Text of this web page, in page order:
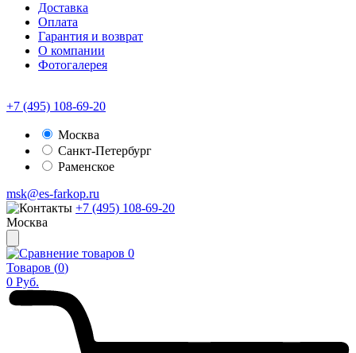
Доставка
Оплата
Гарантия и возврат
О компании
Фотогалерея
+7 (495) 108-69-20
Москва
Санкт-Петербург
Раменское
msk@es-farkop.ru
+7 (495) 108-69-20
Москва
0
Товаров (0)
0 Руб.